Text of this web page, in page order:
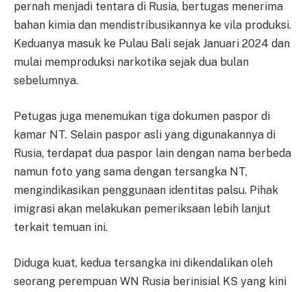
pernah menjadi tentara di Rusia, bertugas menerima
bahan kimia dan mendistribusikannya ke vila produksi.
Keduanya masuk ke Pulau Bali sejak Januari 2024 dan
mulai memproduksi narkotika sejak dua bulan
sebelumnya.
Petugas juga menemukan tiga dokumen paspor di
kamar NT. Selain paspor asli yang digunakannya di
Rusia, terdapat dua paspor lain dengan nama berbeda
namun foto yang sama dengan tersangka NT,
mengindikasikan penggunaan identitas palsu. Pihak
imigrasi akan melakukan pemeriksaan lebih lanjut
terkait temuan ini.
Diduga kuat, kedua tersangka ini dikendalikan oleh
seorang perempuan WN Rusia berinisial KS yang kini